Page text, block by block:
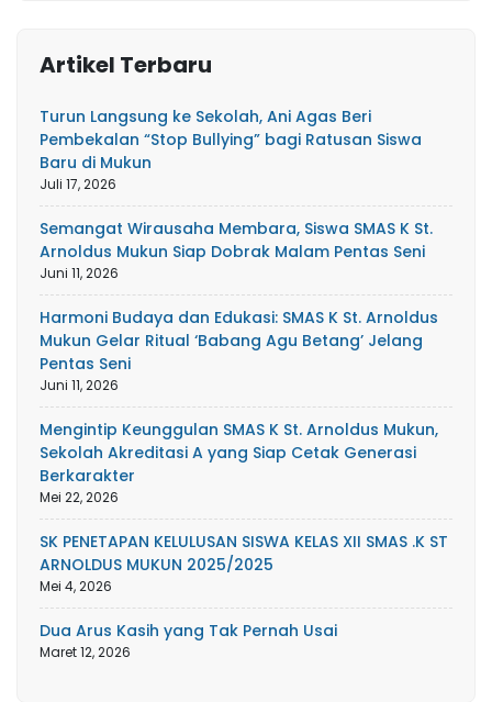
Artikel Terbaru
Turun Langsung ke Sekolah, Ani Agas Beri
Pembekalan “Stop Bullying” bagi Ratusan Siswa
Baru di Mukun
Juli 17, 2026
Semangat Wirausaha Membara, Siswa SMAS K St.
Arnoldus Mukun Siap Dobrak Malam Pentas Seni
Juni 11, 2026
Harmoni Budaya dan Edukasi: SMAS K St. Arnoldus
Mukun Gelar Ritual ‘Babang Agu Betang’ Jelang
Pentas Seni
Juni 11, 2026
Mengintip Keunggulan SMAS K St. Arnoldus Mukun,
Sekolah Akreditasi A yang Siap Cetak Generasi
Berkarakter
Mei 22, 2026
SK PENETAPAN KELULUSAN SISWA KELAS XII SMAS .K ST
ARNOLDUS MUKUN 2025/2025
Mei 4, 2026
Dua Arus Kasih yang Tak Pernah Usai
Maret 12, 2026